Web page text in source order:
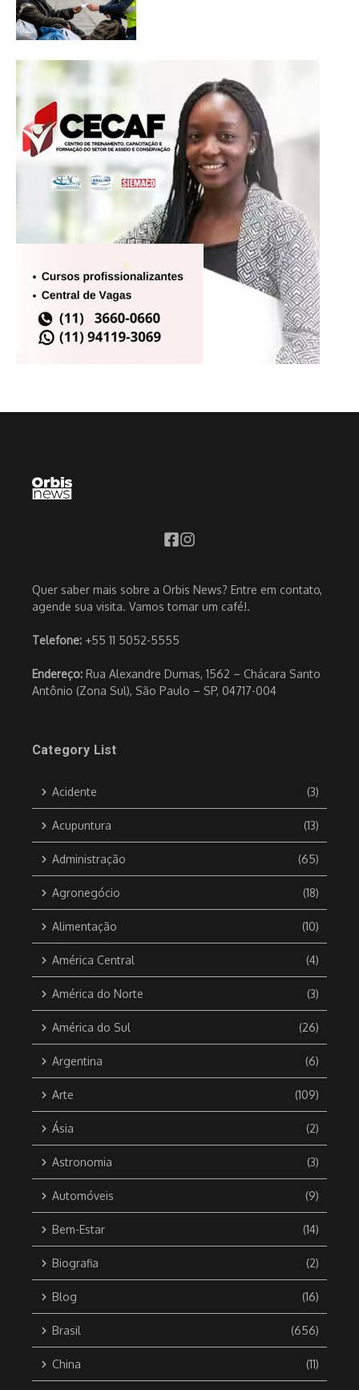
Quer saber mais sobre a Orbis News? Entre em contato,
agende sua visita. Vamos tomar um café!.
Telefone: +55 11 5052-5555
Endereço: Rua Alexandre Dumas, 1562 – Chácara Santo
Antônio (Zona Sul), São Paulo – SP, 04717-004
Category List
Acidente (3)
Acupuntura (13)
Administração (65)
Agronegócio (18)
Alimentação (10)
América Central (4)
América do Norte (3)
América do Sul (26)
Argentina (6)
Arte (109)
Ásia (2)
Astronomia (3)
Automóveis (9)
Bem-Estar (14)
Biografia (2)
Blog (16)
Brasil (656)
China (11)